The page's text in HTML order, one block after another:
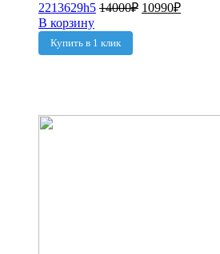
2213629h5 14000₽ 10990₽
В корзину
Купить в 1 клик